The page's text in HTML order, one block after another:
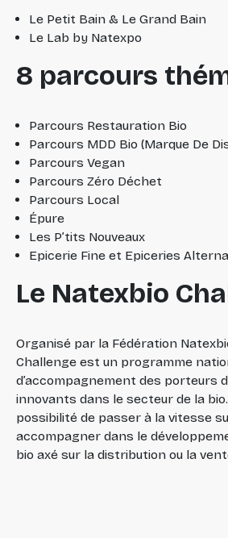
Le Petit Bain & Le Grand Bain
Le Lab by Natexpo
8 parcours
Parcours Restauration Bio
Parcours MDD Bio (Marque De
Parcours Vegan
Parcours Zéro Déchet
Parcours Local
Épure
Les P’tits Nouveaux
Epicerie Fine et Epiceries
Le Natexbio
Organisé par la Fédération
Challenge est un programme
d’accompagnement des porteurs
innovants dans le secteur de la
possibilité de passer à la vitesse
accompagner dans le
bio axé sur la distribution ou la